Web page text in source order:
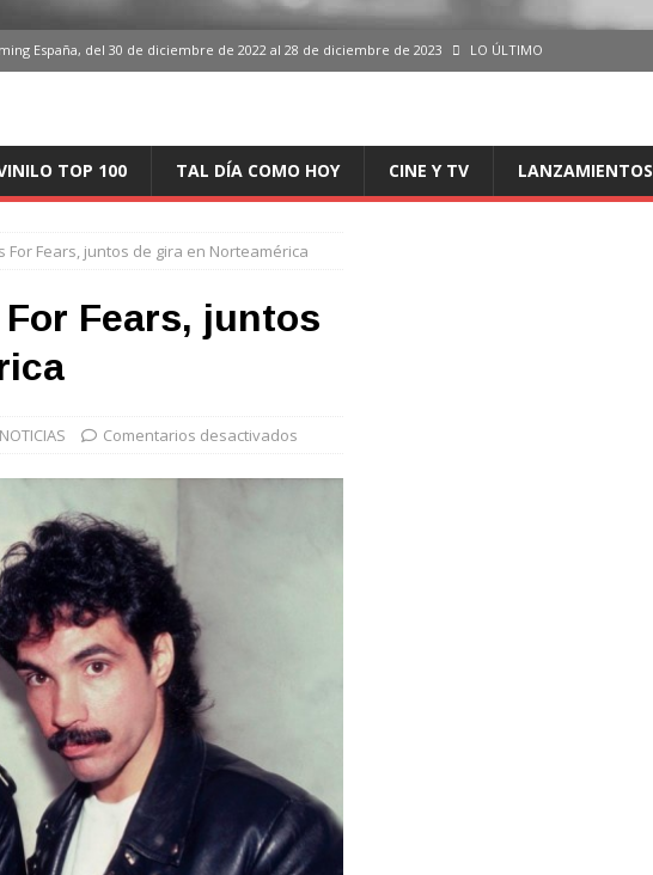
España, del 30 de diciembre de 2022 al 28 de diciembre de 2023 LO ÚLTIMO
TOP 100 TAL DÍA COMO HOY CINE Y TV LANZAMIENTOS
For Fears, juntos de gira en Norteamérica
Fears, juntos
NOTICIAS Comentarios desactivados